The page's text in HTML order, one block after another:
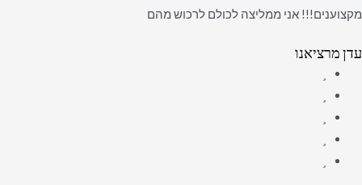
מקצוענים!!! אני ממליצה לכולם לרכוש מהם
עדן מרציאנו